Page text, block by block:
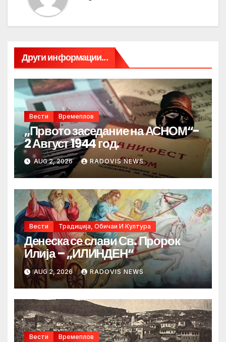
Други информации...
Вести Времеплов
„Првото заседание на АСНОМ“-
2 Август 1944 год.
AUG 2, 2026 RADOVIS NEWS
Вести Традиција, Обичаи И Култура
Денеска се слави Св. Пророк
Илија – „ИЛИНДЕН“
AUG 2, 2026 RADOVIS NEWS
Вести Времеплов